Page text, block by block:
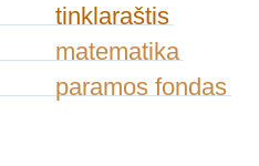
tinklaraštis
matematika
paramos fondas